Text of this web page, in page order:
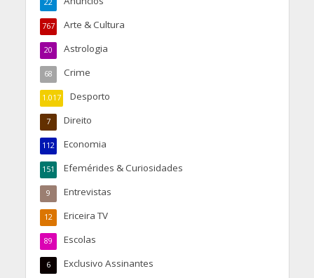
Arte & Cultura
767
Astrologia
20
Crime
68
Desporto
1.017
Direito
7
Economia
112
Efemérides & Curiosidades
151
Entrevistas
9
Ericeira TV
12
Escolas
89
Exclusivo Assinantes
6